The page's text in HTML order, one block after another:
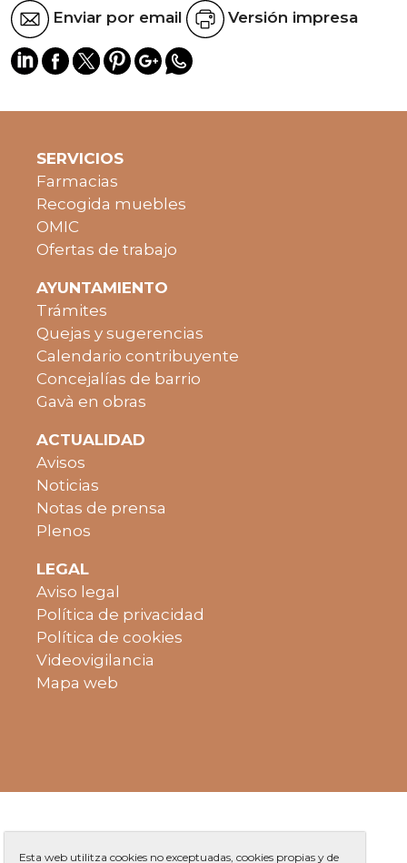
Enviar por email Versión impresa
SERVICIOS
Farmacias
Recogida muebles
OMIC
Ofertas de trabajo
AYUNTAMIENTO
Trámites
Quejas y sugerencias
Calendario contribuyente
Concejalías de barrio
Gavà en obras
ACTUALIDAD
Avisos
Noticias
Notas de prensa
Plenos
LEGAL
Aviso legal
Política de privacidad
Política de cookies
Videovigilancia
Mapa web
Esta web utilitza cookies no exceptuadas, cookies propias y de